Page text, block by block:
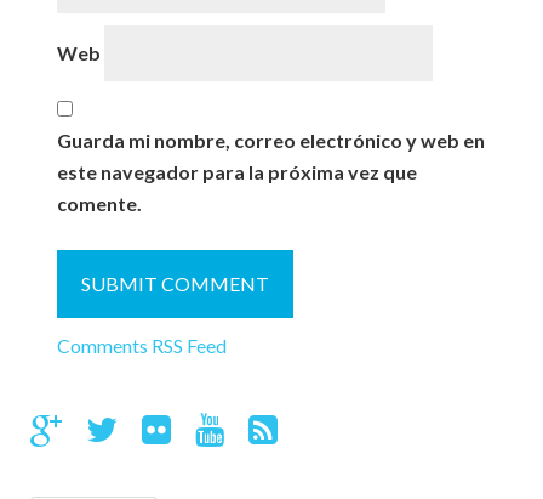
Web
Guarda mi nombre, correo electrónico y web en
este navegador para la próxima vez que
comente.
Comments RSS Feed